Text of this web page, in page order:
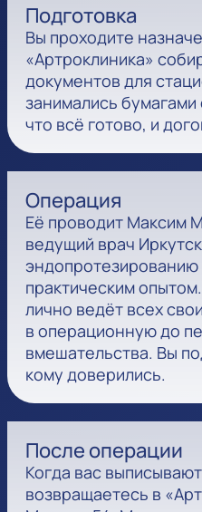
Подготовка
Вы проходите
«Артроклиника»
документов для
занимались
что всё готово, и
Операция
Её проводит Максим
ведущий врач
практическим
лично ведёт всех
в операционную до
вмешательства. Вы
кому доверились.
После операции
Когда вас
возвращаетесь в